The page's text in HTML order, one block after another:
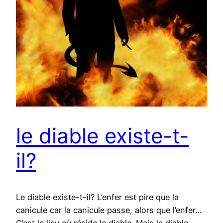
le diable existe-t-
il?
Le diable existe-t-il? L’enfer est pire que la
canicule car la canicule passe, alors que l’enfer…